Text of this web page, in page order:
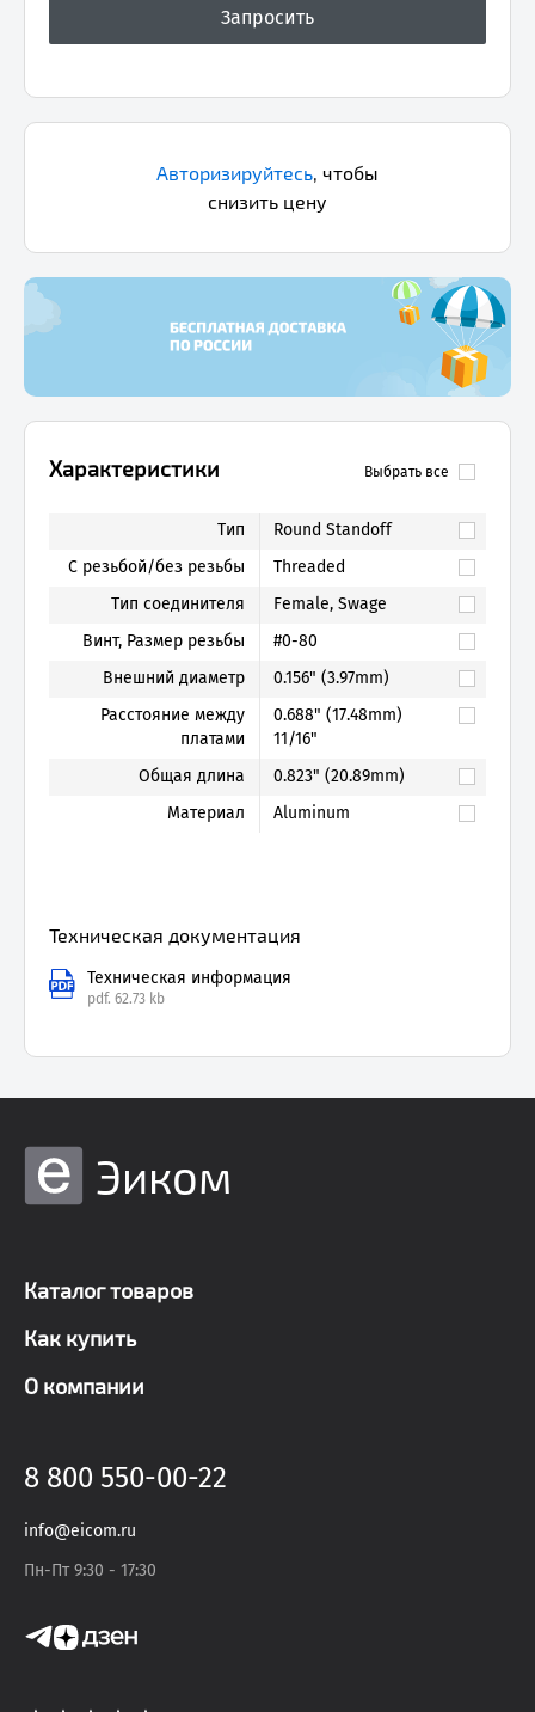
Авторизируйтесь, чтобы
снизить цену
Выбрать все
Характеристики
Тип
Round Standoff
С резьбой/без резьбы
Threaded
Тип соединителя
Female, Swage
Винт, Размер резьбы
#0-80
Внешний диаметр
0.156" (3.97mm)
Расстояние между
платами
0.688" (17.48mm)
11/16"
Общая длина
0.823" (20.89mm)
Материал
Aluminum
Техническая документация
Техническая информация
pdf. 62.73 kb
Эиком
Каталог товаров
Как купить
О компании
8 800 550-00-22
info@eicom.ru
Пн-Пт 9:30 - 17:30